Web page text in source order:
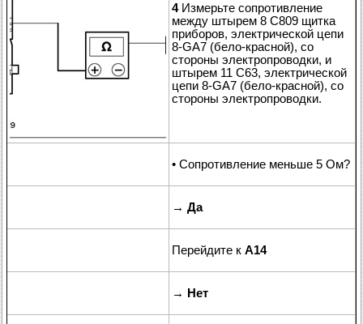
4 Измерьте сопротивление
между штырем 8 C809 щитка
приборов, электрической цепи
8-GA7 (бело-красной), со
стороны электропроводки, и
штырем 11 C63, электрической
цепи 8-GA7 (бело-красной), со
стороны электропроводки.
• Сопротивление меньше 5 Ом?
→ Да
Перейдите к A14
→ Нет